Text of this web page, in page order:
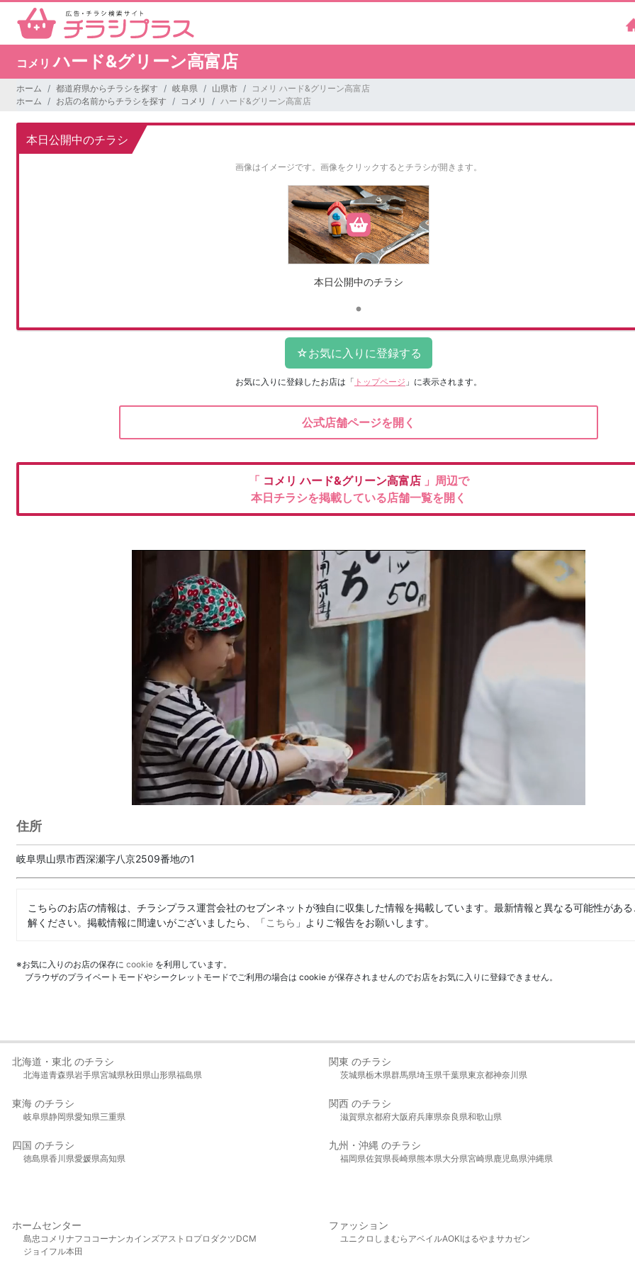
コメリハード&グリーン高富店
ホーム 都道府県からチラシを探す 岐阜県 山県市
コメリ ハード&グリーン高富店
ホーム
お店の名前からチラシを探す コメリ ハード&グリーン高富店
本日公開中のチラシ
画像はイメージです。 画像をクリックするとチラシが開きます。
本日公開中のチラシ
お気に入りに登録したお店は 「 トップページ 」に表示されます。
公式店舗ページを開く
「 コメリハード&グリーン高富店 」周辺で
本日チラシを掲載している店舗一覧を開く
住所
岐阜県山県市西深瀬字八京2509番地の1
こちらのお店の情報は、チラシプラス運営会社のセブンネットが独自に収集した情報を掲載しています。最新情報と異なる可能性があ
解ください。掲載情報に間違いがございましたら、「こちら 」よりご報告をお願いします。
※お気に入りのお店の保存に cookie を利用しています。
ブラウザのプライベートモードやシークレットモードでご利用の場合は cookie が保存されませんのでお店をお気に入りに登録できません。
北海道・東北 のチラシ
北海道青森県岩手県宮城県秋田県山形県福島県
関東 のチラシ
茨城県栃木県群馬県埼玉県千葉県東京都神奈川県
東海 のチラシ
岐阜県静岡県愛知県三重県
関西 のチラシ
滋賀県京都府大阪府兵庫県奈良県和歌山県
四国 のチラシ
徳島県香川県愛媛県高知県
九州・沖縄 のチラシ
福岡県佐賀県長崎県熊本県大分県宮崎県鹿児島県沖縄県
ホームセンター
島忠 コメリ ナフコ コーナンカインズアストロプロダクツDCM
ジョイフル本田
ファッション
ユニクロ しまむら アベイルAOKIはるやま サカゼン